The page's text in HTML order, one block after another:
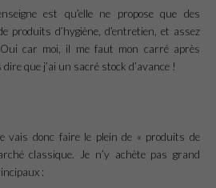
est qu’elle ne propose que des
produits d’hygiène, d’entretien, et assez
car moi, il me faut mon carré après
que j’ai un sacré stock d’avance !
vais donc faire le plein de « produits de
classique. Je n’y achète pas grand
: